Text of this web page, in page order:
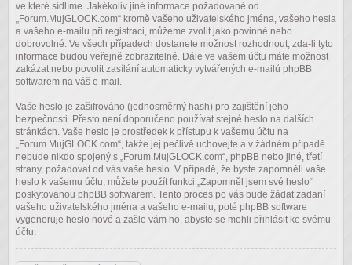
ve které sídlíme. Jakékoliv jiné informace požadované od
„Forum.MujGLOCK.com“ kromě vašeho uživatelského jména, vašeho hesla
a vašeho e-mailu při registraci, můžeme zvolit jako povinné nebo
dobrovolné. Ve všech případech dostanete možnost rozhodnout, zda-li tyto
informace budou veřejně zobrazitelné. Dále ve vašem účtu máte možnost
zakázat nebo povolit zasílání automaticky vytvářených e-mailů phpBB
softwarem na váš e-mail.
Vaše heslo je zašifrováno (jednosměrný hash) pro zajištění jeho
bezpečnosti. Přesto není doporučeno používat stejné heslo na dalších
stránkách. Vaše heslo je prostředek k přístupu k vašemu účtu na
„Forum.MujGLOCK.com“, takže jej pečlivě uchovejte a v žádném případě
nebude nikdo spojený s „Forum.MujGLOCK.com“, phpBB nebo jiné, třetí
strany, požadovat od vás vaše heslo. V případě, že byste zapomněli vaše
heslo k vašemu účtu, můžete použít funkci „Zapomněl jsem své heslo“
poskytovanou phpBB softwarem. Tento proces po vás bude žádat zadaní
vašeho uživatelského jména a vašeho e-mailu, poté phpBB software
vygeneruje heslo nové a zašle vám ho, abyste se mohli přihlásit ke svému
účtu.